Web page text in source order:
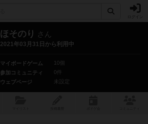
ほそのり さん
2021年03月31日から利用中
マイボードゲーム
10個
参加コミュニティ
0件
ウェブページ
未設定